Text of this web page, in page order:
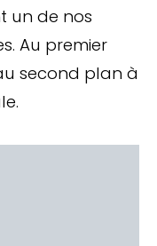
un de nos
Au premier
second plan à